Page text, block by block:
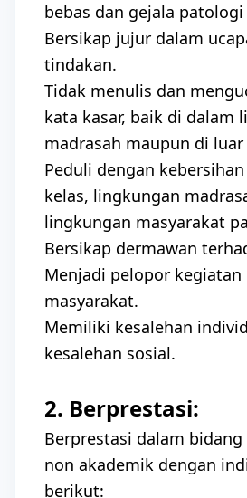
bebas dan gejala
Bersikap jujur dalam
tindakan.
Tidak menulis dan
kata kasar, baik di dalam
madrasah maupun di
Peduli dengan
kelas, lingkungan
lingkungan masyarakat
Bersikap dermawan
Menjadi pelopor kegiatan
masyarakat.
Memiliki kesalehan
kesalehan sosial.
2. Berprestasi:
Berprestasi dalam
non akademik dengan
berikut: